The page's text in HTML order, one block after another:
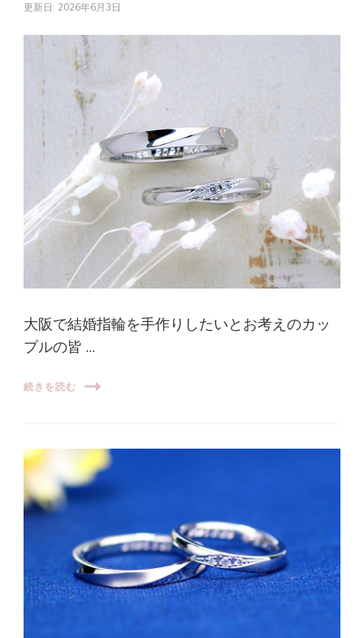
更新日: 2026年6月3日
大阪で結婚指輪を手作りしたいとお考えのカッ
プルの皆 …
続きを読む